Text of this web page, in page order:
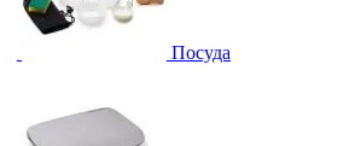
Посуда